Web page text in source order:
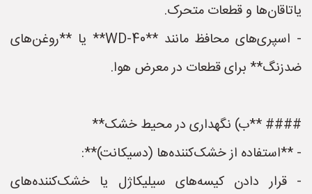
یاتاقان‌ها و قطعات متحرک.
- اسپری‌های محافظ مانند **WD-40** یا **روغن‌های
ضدزنگ** برای قطعات در معرض هوا.
#### **ب) نگهداری در محیط خشک**
- **استفاده از خشک‌کننده‌ها (دسیکانت)**:
- قرار دادن کیسه‌های سیلیکاژل یا خشک‌کننده‌های